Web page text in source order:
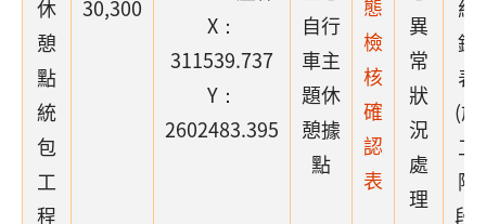
休
憩
點
統
包
工
程
30,300
X：
311539.737
Y：
2602483.395
自行
車主
題休
憩據
點
態
檢
核
確
認
表
異
常
狀
況
處
理
紀
錄
表
(施
工
階
段)